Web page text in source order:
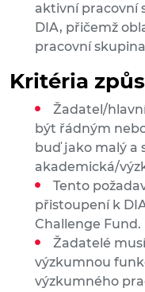
aktivní pracovní
DIA, přičemž
pracovní
Kritéria
Žadatel/
být řádným
buď jako malý a
akademická/
Tento
přistoupení k
Challenge Fund.
Žadatelé
výzkumnou
výzkumného